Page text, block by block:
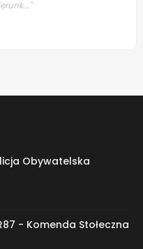
Obywatelska
- Komenda Stołeczna